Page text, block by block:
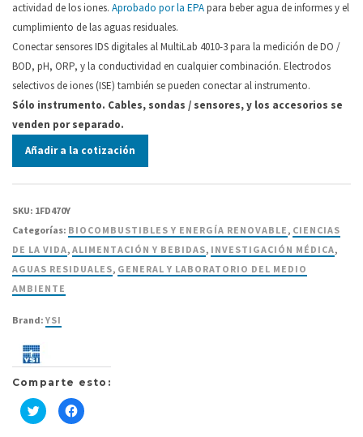
actividad de los iones. Aprobado por la EPApara beber agua de informes y el
cumplimiento de las aguas residuales.
Conectar sensores IDS digitales al MultiLab 4010-3 para la medición de DO /
BOD, pH, ORP, y la conductividad en cualquier combinación. Electrodos
selectivos de iones (ISE) también se pueden conectar al instrumento.
Sólo instrumento. Cables, sondas / sensores, y los accesorios se
venden por separado.
Añadir a la cotización
SKU: 1FD470Y
Categorías: BIOCOMBUSTIBLES Y ENERGÍA RENOVABLE, CIENCIAS
DE LA VIDA, ALIMENTACIÓN Y BEBIDAS, INVESTIGACIÓN MÉDICA,
AGUAS RESIDUALES, GENERAL Y LABORATORIO DEL MEDIO
AMBIENTE
Brand: YSI
Comparte esto:
Haz
clic
Haz
clic